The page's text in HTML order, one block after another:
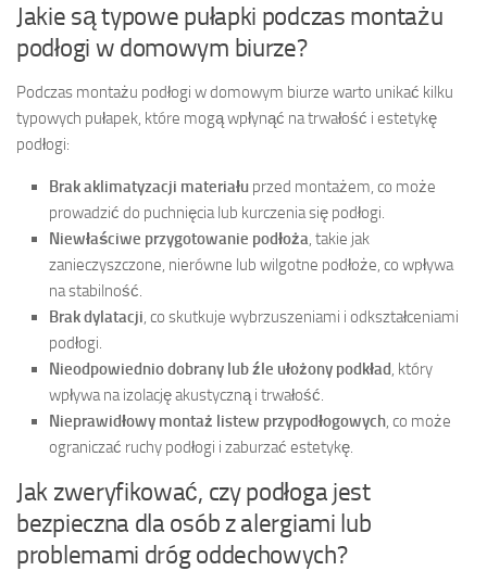
Jakie są typowe pułapki podczas montażu
podłogi w domowym biurze?
Podczas montażu podłogi w domowym biurze warto unikać kilku
typowych pułapek, które mogą wpłynąć na trwałość i estetykę
podłogi:
Brak aklimatyzacji materiału przed montażem, co może
prowadzić do puchnięcia lub kurczenia się podłogi.
Niewłaściwe przygotowanie podłoża , takie jak
zanieczyszczone, nierówne lub wilgotne podłoże, co wpływa
na stabilność.
Brak dylatacji , co skutkuje wybrzuszeniami i odkształceniami
podłogi.
Nieodpowiednio dobrany lub źle ułożony podkład , który
wpływa na izolację akustyczną i trwałość.
Nieprawidłowy montaż listew przypodłogowych , co może
ograniczać ruchy podłogi i zaburzać estetykę.
Jak zweryfikować, czy podłoga jest
bezpieczna dla osób z alergiami lub
problemami dróg oddechowych?